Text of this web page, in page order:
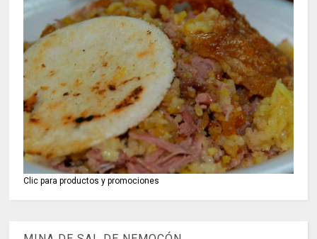
Clic para productos y promociones